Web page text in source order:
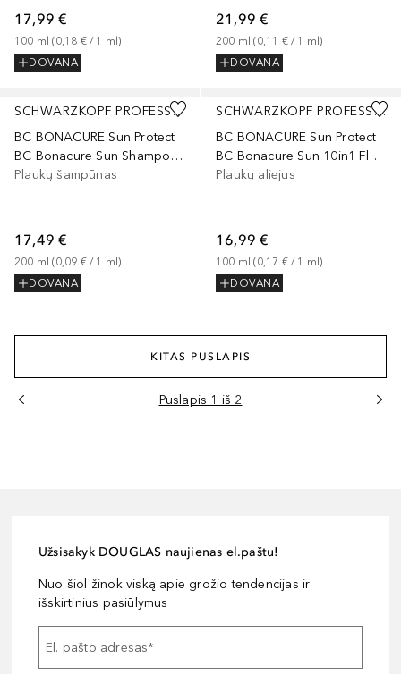
17,99 €
100 ml (0,18 € / 1 ml)
DOVANA
21,99 €
200 ml (0,11 € / 1 ml)
DOVANA
SCHWARZKOPF PROFESSIONAL
BC BONACURE Sun Protect
BC Bonacure Sun Shampoo For Hair and Body
Plaukų šampūnas
17,49 €
200 ml (0,09 € / 1 ml)
DOVANA
SCHWARZKOPF PROFESSIONAL
BC BONACURE Sun Protect
BC Bonacure Sun 10in1 Fluid
Plaukų aliejus
16,99 €
100 ml (0,17 € / 1 ml)
DOVANA
KITAS PUSLAPIS
Puslapis 1 iš 2
Užsisakyk DOUGLAS naujienas el.paštu!
Nuo šiol žinok viską apie grožio tendencijas ir
išskirtinius pasiūlymus
El. pašto adresas*